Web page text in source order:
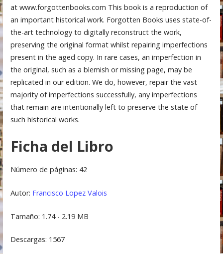
at www.forgottenbooks.com This book is a reproduction of
an important historical work. Forgotten Books uses state-of-
the-art technology to digitally reconstruct the work,
preserving the original format whilst repairing imperfections
present in the aged copy. In rare cases, an imperfection in
the original, such as a blemish or missing page, may be
replicated in our edition. We do, however, repair the vast
majority of imperfections successfully, any imperfections
that remain are intentionally left to preserve the state of
such historical works.
Ficha del Libro
Número de páginas: 42
Autor: Francisco Lopez Valois
Tamaño: 1.74 - 2.19 MB
Descargas: 1567